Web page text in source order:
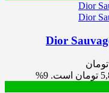
قیمت اصلی 6,450,000 تومان
9%